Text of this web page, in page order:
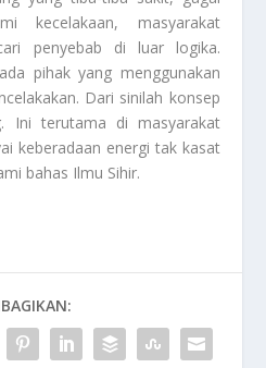
kecelakaan, masyarakat
penyebab di luar logika.
pihak yang menggunakan
Dari sinilah konsep
Ini terutama di masyarakat
keberadaan energi tak kasat
bahas Ilmu Sihir.